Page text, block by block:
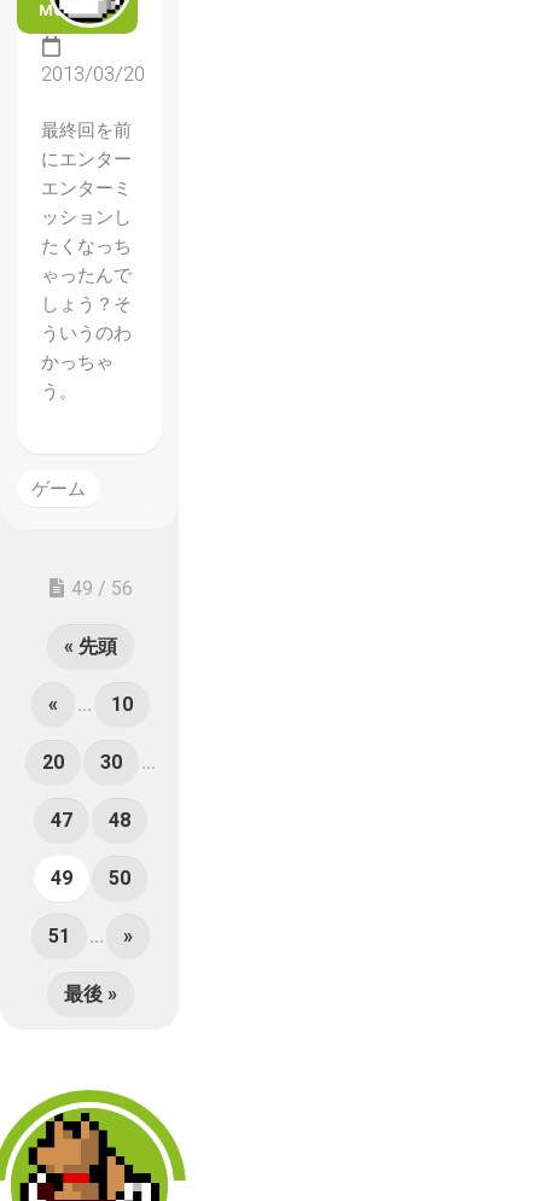
MORE
2013/03/20
最終回を前
にエンター
エンターミ
ッションし
たくなっち
ゃったんで
しょう？そ
ういうのわ
かっちゃ
う。
ゲーム
49 / 56
« 先頭
« ... 10
20 30 ...
47 48
49 50
51 ... »
最後 »